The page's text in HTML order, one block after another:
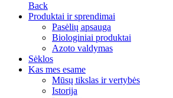
Back
Produktai ir sprendimai
Pasėlių apsauga
Biologiniai produktai
Azoto valdymas
Sėklos
Kas mes esame
Mūsų tikslas ir vertybės
Istorija